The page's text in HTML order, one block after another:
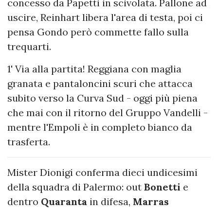
concesso da Papetti in scivolata. Pallone ad
uscire, Reinhart libera l'area di testa, poi ci
pensa Gondo però commette fallo sulla
trequarti.
1' Via alla partita! Reggiana con maglia
granata e pantaloncini scuri che attacca
subito verso la Curva Sud - oggi più piena
che mai con il ritorno del Gruppo Vandelli -
mentre l'Empoli è in completo bianco da
trasferta.
Mister Dionigi conferma dieci undicesimi
della squadra di Palermo: out Bonetti e
dentro Quaranta in difesa, Marras